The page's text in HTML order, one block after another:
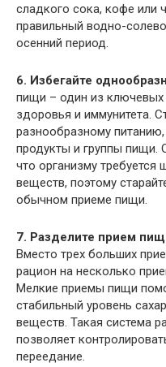
сладкого сока, кофе или
правильный водно-
осенний период.
6. Избегайте
пищи – один из
здоровья и иммунитета.
разнообразному
продукты и группы пищи.
что организму требуется
веществ, поэтому
обычном приеме пищи.
7. Разделите прием
Вместо трех больших
рацион на несколько
Мелкие приемы пищи
стабильный уровень
веществ. Такая система
позволяет
переедание.